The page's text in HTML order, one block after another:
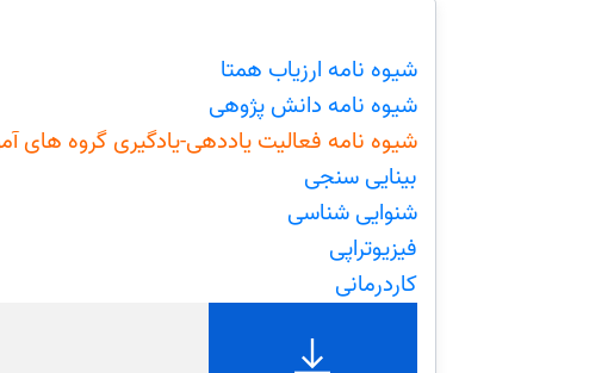
شیوه نامه ارزیاب همتا
شیوه نامه دانش پژوهی
شیوه نامه فعالیت یاددهی-یادگیری گروه های
بینایی سنجی
شنوایی شناسی
فیزیوتراپی
کاردرمانی